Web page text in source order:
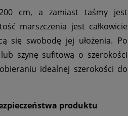
cm, a zamiast taśmy jest
marszczenia jest całkowicie
się swobodę jej ułożenia. Po
szynę sufitową o szerokości
idealnej szerokości do
produktu